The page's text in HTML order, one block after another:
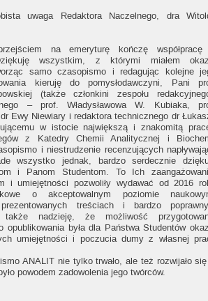
uwaga Redaktora Naczelnego, dra
na emeryturę kończę
wszystkim, z którymi miałem
samo czasopismo i redagując kolejne
kieruję do pomysłodawczyni, Pani
(także członkini zespołu
– prof. Władysławowa W. Kubiaka,
Ewy Niewiary i redaktora technicznego dr
w istocie największą i znakomitą
z Katedry Chemii Analitycznej i
i niestrudzenie recenzujących
wszystko jednak, bardzo serdecznie
i Panom Studentom. To Ich
i umiejętności pozwoliły wydawać od 2016
o akceptowalnym poziomie
treściach i bardzo
nadzieję, że możliwość
opublikowania była dla Państwa Studentów
umiejętności i poczucia dumy z własnej
ANALIT nie tylko trwało, ale też rozwijało
powodem zadowolenia jego twórców.